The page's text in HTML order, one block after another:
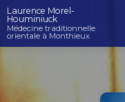
Aller
au
contenu
principal
Laurence Morel-
Houminiuck
Médecine traditionnelle
orientale à Monthieux